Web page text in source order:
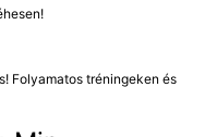
Folyamatos tréningeken és